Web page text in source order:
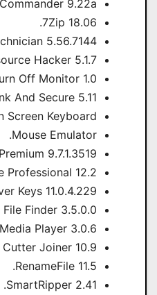
9.22a.
7Zip 18.06.
5.56.7144.
Hacker 5.1.7.
Off Monitor 1.0.
And Secure 5.11.
Screen Keyboard.
Mouse Emulator.
9.7.1.3519.
Professional 12.2.
Keys 11.0.4.229.
Finder 3.5.0.0.
Player 3.0.6.
Joiner 10.9.
RenameFile 11.5.
SmartRipper 2.41.